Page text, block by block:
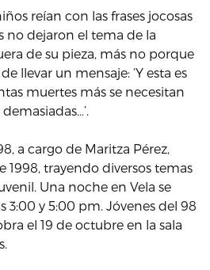
reían con las frases jocosas
no dejaron el tema de la
de su pieza, más no porque
llevar un mensaje: ‘Y esta es
muertes más se necesitan
a cargo de Maritza Pérez,
1998, trayendo diversos temas
Una noche en Vela se
3:00 y 5:00 pm. Jóvenes del 98
el 19 de octubre en la sala